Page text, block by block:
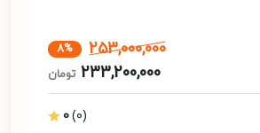
253,000,000
8%
233,200,000 تومان
0(0)